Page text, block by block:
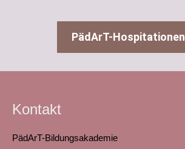
PädArT-Hospitationen
Kontakt
PädArT-Bildungsakademie